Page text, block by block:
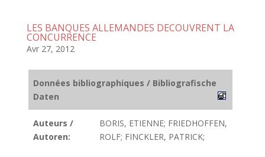
LES BANQUES ALLEMANDES DECOUVRENT LA
CONCURRENCE
Avr 27, 2012
Données bibliographiques / Bibliografische
Daten
Auteurs /
Autoren:
BORIS, ETIENNE; FRIEDHOFFEN,
ROLF; FINCKLER, PATRICK;